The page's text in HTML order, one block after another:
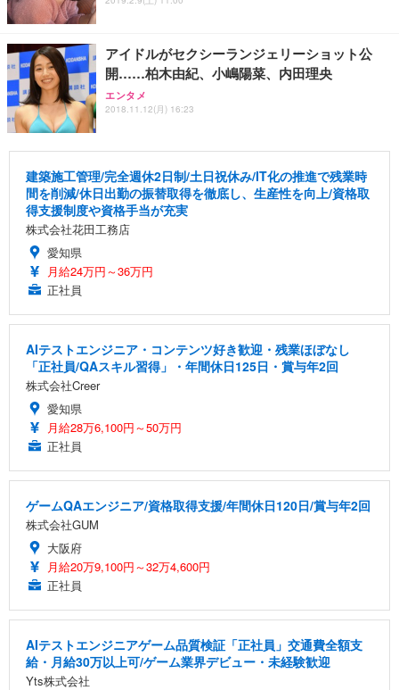
アイドルがセクシーランジェリーショット公
開……柏木由紀、小嶋陽菜、内田理央
エンタメ
2018.11.12(月) 16:23
建築施工管理/完全週休2日制/土日祝休み/IT化の推進で残業時
間を削減/休日出勤の振替取得を徹底し、生産性を向上/資格取
得支援制度や資格手当が充実
株式会社花田工務店
愛知県
月給24万円～36万円
正社員
AIテストエンジニア・コンテンツ好き歓迎・残業ほぼなし
「正社員/QAスキル習得」・年間休日125日・賞与年2回
株式会社Creer
愛知県
月給28万6,100円～50万円
正社員
ゲームQAエンジニア/資格取得支援/年間休日120日/賞与年2回
株式会社GUM
大阪府
月給20万9,100円～32万4,600円
正社員
AIテストエンジニアゲーム品質検証「正社員」交通費全額支
給・月給30万以上可/ゲーム業界デビュー・未経験歓迎
Yts株式会社